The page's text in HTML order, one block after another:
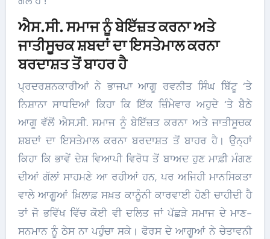
ਐਸ.ਸੀ. ਸਮਾਜ ਨੂੰ ਬੇਇੱਜ਼ਤ ਕਰਨਾ ਅਤੇ
ਜਾਤੀਸੂਚਕ ਸ਼ਬਦਾਂ ਦਾ ਇਸਤੇਮਾਲ ਕਰਨਾ
ਬਰਦਾਸ਼ਤ ਤੋਂ ਬਾਹਰ ਹੈ
ਪ੍ਰਦਰਸ਼ਨਕਾਰੀਆਂ ਨੇ ਭਾਜਪਾ ਆਗੂ ਰਵਨੀਤ ਸਿੰਘ ਬਿੱਟੂ ‘ਤੇ
ਨਿਸ਼ਾਨਾ ਸਾਧਦਿਆਂ ਕਿਹਾ ਕਿ ਇੱਕ ਜ਼ਿੰਮੇਵਾਰ ਅਹੁਦੇ ‘ਤੇ ਬੈਠੇ
ਆਗੂ ਵੱਲੋਂ ਐਸ.ਸੀ. ਸਮਾਜ ਨੂੰ ਬੇਇੱਜ਼ਤ ਕਰਨਾ ਅਤੇ ਜਾਤੀਸੂਚਕ
ਸ਼ਬਦਾਂ ਦਾ ਇਸਤੇਮਾਲ ਕਰਨਾ ਬਰਦਾਸ਼ਤ ਤੋਂ ਬਾਹਰ ਹੈ। ਉਨ੍ਹਾਂ
ਕਿਹਾ ਕਿ ਭਾਵੇਂ ਦੇਸ਼ ਵਿਆਪੀ ਵਿਰੋਧ ਤੋਂ ਬਾਅਦ ਹੁਣ ਮਾਫ਼ੀ ਮੰਗਣ
ਦੀਆਂ ਗੱਲਾਂ ਸਾਹਮਣੇ ਆ ਰਹੀਆਂ ਹਨ, ਪਰ ਅਜਿਹੀ ਮਾਨਸਿਕਤਾ
ਵਾਲੇ ਆਗੂਆਂ ਖ਼ਿਲਾਫ਼ ਸਖ਼ਤ ਕਾਨੂੰਨੀ ਕਾਰਵਾਈ ਹੋਣੀ ਚਾਹੀਦੀ ਹੈ
ਤਾਂ ਜੋ ਭਵਿੱਖ ਵਿੱਚ ਕੋਈ ਵੀ ਦਲਿਤ ਜਾਂ ਪੱਛੜੇ ਸਮਾਜ ਦੇ ਮਾਣ-
ਸਨਮਾਨ ਨੂੰ ਠੇਸ ਨਾ ਪਹੁੰਚਾ ਸਕੇ। ਫੋਰਸ ਦੇ ਆਗੂਆਂ ਨੇ ਚੇਤਾਵਨੀ